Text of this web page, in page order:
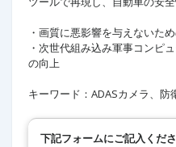
・画質に悪影響を与えないた
・次世代組み込み軍事コンピ
の向上
キーワード：ADASカメラ、防
下記フォームにご記入くださ